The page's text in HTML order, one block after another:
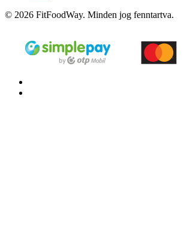
© 2026 FitFoodWay. Minden jog fenntartva.